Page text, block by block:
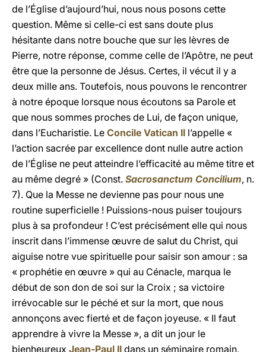
de l’Église d’aujourd’hui, nous nous posons cette
question. Même si celle-ci est sans doute plus
hésitante dans notre bouche que sur les lèvres de
Pierre, notre réponse, comme celle de l’Apôtre, ne peut
être que la personne de Jésus. Certes, il vécut il y a
deux mille ans. Toutefois, nous pouvons le rencontrer
à notre époque lorsque nous écoutons sa Parole et
que nous sommes proches de Lui, de façon unique,
dans l’Eucharistie. Le Concile Vatican II l’appelle «
l’action sacrée par excellence dont nulle autre action
de l’Église ne peut atteindre l’efficacité au même titre et
au même degré » (Const. Sacrosanctum Concilium, n.
7). Que la Messe ne devienne pas pour nous une
routine superficielle ! Puissions-nous puiser toujours
plus à sa profondeur ! C’est précisément elle qui nous
inscrit dans l’immense œuvre de salut du Christ, qui
aiguise notre vue spirituelle pour saisir son amour : sa
« prophétie en œuvre » qui au Cénacle, marqua le
début de son don de soi sur la Croix ; sa victoire
irrévocable sur le péché et sur la mort, que nous
annonçons avec fierté et de façon joyeuse. « Il faut
apprendre à vivre la Messe », a dit un jour le
bienheureux Jean-Paul II dans un séminaire romain,